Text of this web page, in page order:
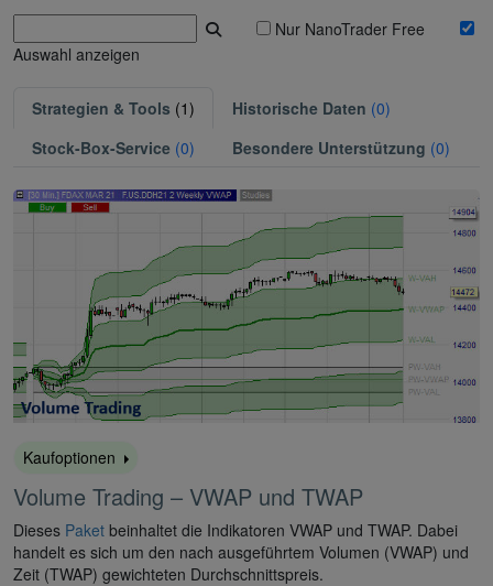
Nur NanoTrader Free
Auswahl anzeigen
Strategien & Tools (1) Historische Daten (0)
Stock-Box-Service (0) Besondere Unterstützung (0)
Kaufoptionen
Volume Trading – VWAP und TWAP
Dieses Paket beinhaltet die Indikatoren VWAP und TWAP. Dabei
handelt es sich um den nach ausgeführtem Volumen (VWAP) und
Zeit (TWAP) gewichteten Durchschnittspreis.